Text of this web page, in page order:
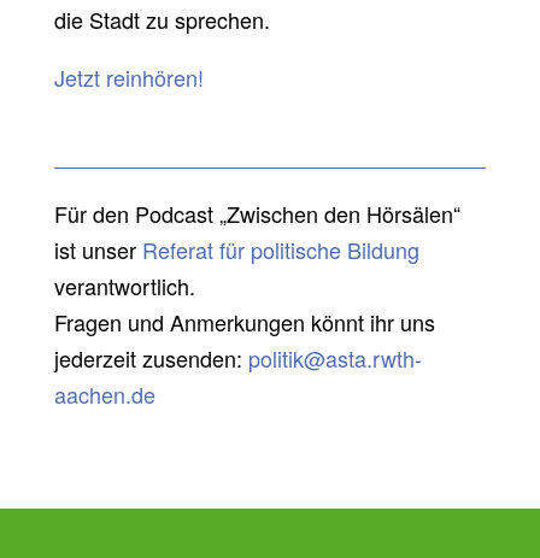
die Stadt zu sprechen.
Jetzt reinhören!
Für den Podcast „Zwischen den Hörsälen“
ist unser Referat für politische Bildung
verantwortlich.
Fragen und Anmerkungen könnt ihr uns
jederzeit zusenden: politik@asta.rwth-
aachen.de